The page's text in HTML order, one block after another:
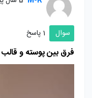
سوال 1 پاسخ
فرق بین پوسته و